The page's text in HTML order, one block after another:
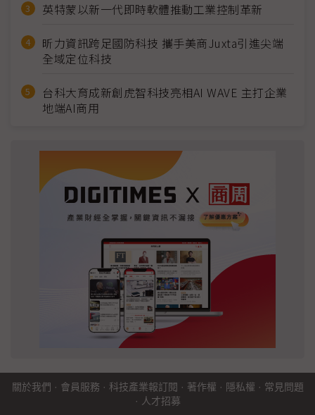
英特蒙以新一代即時軟體推動工業控制革新
昕力資訊跨足國防科技 攜手美商Juxta引進尖端
全域定位科技
台科大育成新創虎智科技亮相AI WAVE 主打企業
地端AI商用
關於我們 · 會員服務 · 科技產業報訂閱 · 著作權 · 隱私權 · 常見問題
· 人才招募